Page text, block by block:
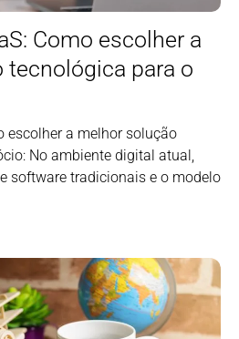
Como escolher a
tecnológica para o
escolher a melhor solução
No ambiente digital atual,
software tradicionais e o modelo